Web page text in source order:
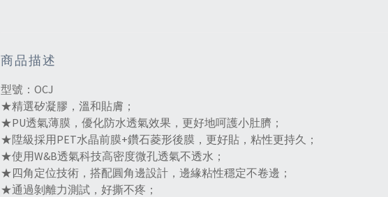
商品描述
型號：OCJ
★精選矽凝膠，溫和貼膚；
★PU透氣薄膜，優化防水透氣效果，更好地呵護小肚臍；
★陞級採用PET水晶前膜+鑽石菱形後膜，更好貼，粘性更持久；
★使用W&B透氣科技高密度微孔透氣不透水；
★四角定位技術，搭配圓角邊設計，邊緣粘性穩定不卷邊；
★通過剝離力測試，好撕不疼；